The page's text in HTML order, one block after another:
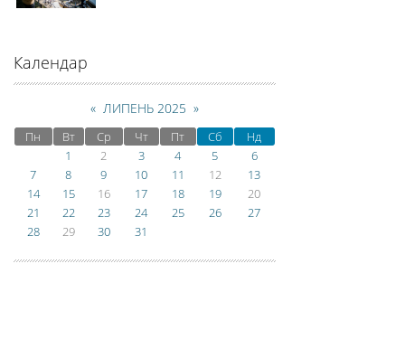
Календар
« ЛИПЕНЬ 2025 »
Пн Вт Ср Чт Пт Сб
Нд
1
2 3 4 5
6
7
8 9 10 11 12
13
14
15 16 17 18 19
20
21
22 23 24 25 26
27
28
29 30 31